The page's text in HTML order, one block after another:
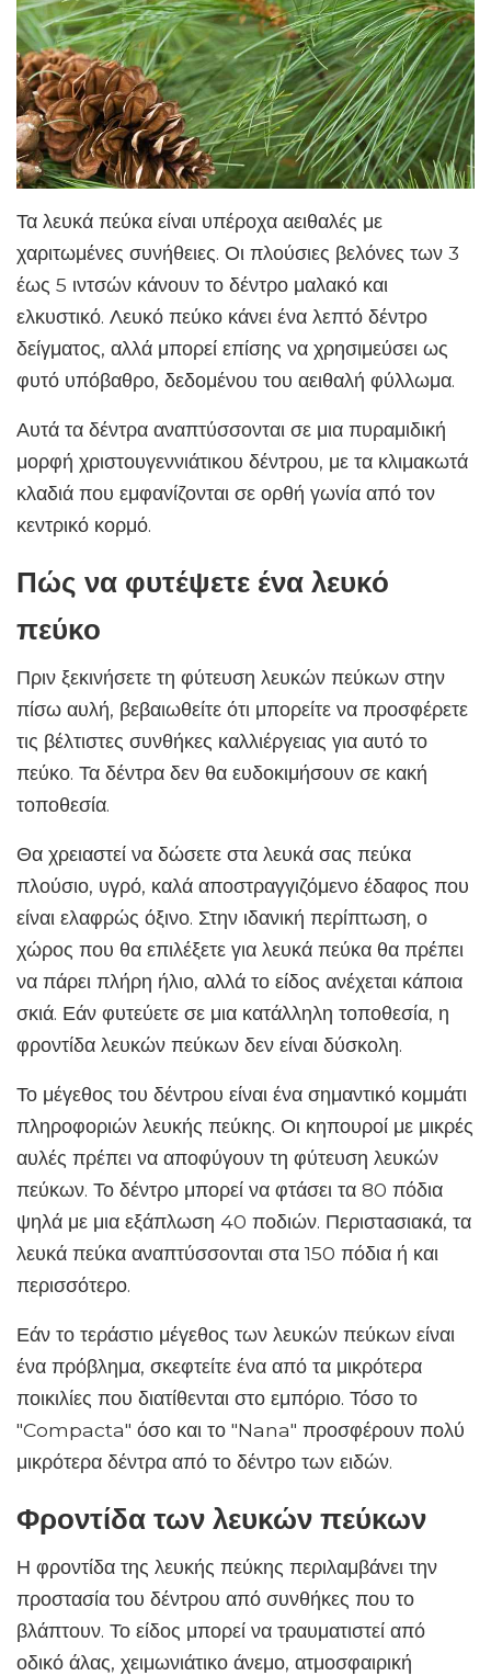
Τα λευκά πεύκα είναι υπέροχα αειθαλές με
χαριτωμένες συνήθειες. Οι πλούσιες βελόνες των 3
έως 5 ιντσών κάνουν το δέντρο μαλακό και
ελκυστικό. Λευκό πεύκο κάνει ένα λεπτό δέντρο
δείγματος, αλλά μπορεί επίσης να χρησιμεύσει ως
φυτό υπόβαθρο, δεδομένου του αειθαλή φύλλωμα.
Αυτά τα δέντρα αναπτύσσονται σε μια πυραμιδική
μορφή χριστουγεννιάτικου δέντρου, με τα κλιμακωτά
κλαδιά που εμφανίζονται σε ορθή γωνία από τον
κεντρικό κορμό.
Πώς να φυτέψετε ένα λευκό
πεύκο
Πριν ξεκινήσετε τη φύτευση λευκών πεύκων στην
πίσω αυλή, βεβαιωθείτε ότι μπορείτε να προσφέρετε
τις βέλτιστες συνθήκες καλλιέργειας για αυτό το
πεύκο. Τα δέντρα δεν θα ευδοκιμήσουν σε κακή
τοποθεσία.
Θα χρειαστεί να δώσετε στα λευκά σας πεύκα
πλούσιο, υγρό, καλά αποστραγγιζόμενο έδαφος που
είναι ελαφρώς όξινο. Στην ιδανική περίπτωση, ο
χώρος που θα επιλέξετε για λευκά πεύκα θα πρέπει
να πάρει πλήρη ήλιο, αλλά το είδος ανέχεται κάποια
σκιά. Εάν φυτεύετε σε μια κατάλληλη τοποθεσία, η
φροντίδα λευκών πεύκων δεν είναι δύσκολη.
Το μέγεθος του δέντρου είναι ένα σημαντικό κομμάτι
πληροφοριών λευκής πεύκης. Οι κηπουροί με μικρές
αυλές πρέπει να αποφύγουν τη φύτευση λευκών
πεύκων. Το δέντρο μπορεί να φτάσει τα 80 πόδια
ψηλά με μια εξάπλωση 40 ποδιών. Περιστασιακά, τα
λευκά πεύκα αναπτύσσονται στα 150 πόδια ή και
περισσότερο.
Εάν το τεράστιο μέγεθος των λευκών πεύκων είναι
ένα πρόβλημα, σκεφτείτε ένα από τα μικρότερα
ποικιλίες που διατίθενται στο εμπόριο. Τόσο το
"Compacta" όσο και το "Nana" προσφέρουν πολύ
μικρότερα δέντρα από το δέντρο των ειδών.
Φροντίδα των λευκών πεύκων
Η φροντίδα της λευκής πεύκης περιλαμβάνει την
προστασία του δέντρου από συνθήκες που το
βλάπτουν. Το είδος μπορεί να τραυματιστεί από
οδικό άλας, χειμωνιάτικο άνεμο, ατμοσφαιρική